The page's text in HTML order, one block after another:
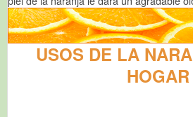
USOS DE LA
HOGAR